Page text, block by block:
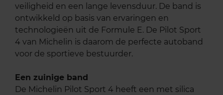
veiligheid en een lange levensduur. De band is
ontwikkeld op basis van ervaringen en
technologieën uit de Formule E. De Pilot Sport
4 van Michelin is daarom de perfecte autoband
voor de sportieve bestuurder.
Een zuinige band
De Michelin Pilot Sport 4 heeft een met silica